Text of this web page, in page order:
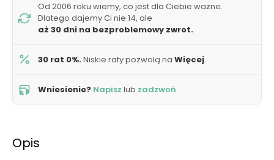
Od 2006 roku wiemy, co jest dla Ciebie ważne.
Dlatego dajemy Ci nie 14, ale
aż 30 dni na bezproblemowy zwrot.
30 rat 0%.Niskie raty pozwolą na Więcej
Wniesienie? Napisz lub zadzwoń.
Opis